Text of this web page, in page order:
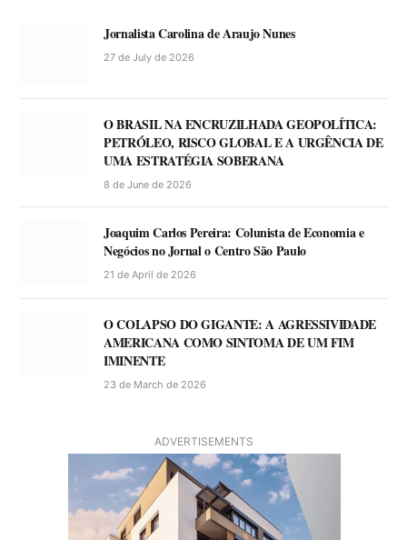
Jornalista Carolina de Araujo Nunes
27 de July de 2026
O BRASIL NA ENCRUZILHADA GEOPOLÍTICA:
PETRÓLEO, RISCO GLOBAL E A URGÊNCIA DE
UMA ESTRATÉGIA SOBERANA
8 de June de 2026
Joaquim Carlos Pereira: Colunista de Economia e
Negócios no Jornal o Centro São Paulo
21 de April de 2026
O COLAPSO DO GIGANTE: A AGRESSIVIDADE
AMERICANA COMO SINTOMA DE UM FIM
IMINENTE
23 de March de 2026
ADVERTISEMENTS